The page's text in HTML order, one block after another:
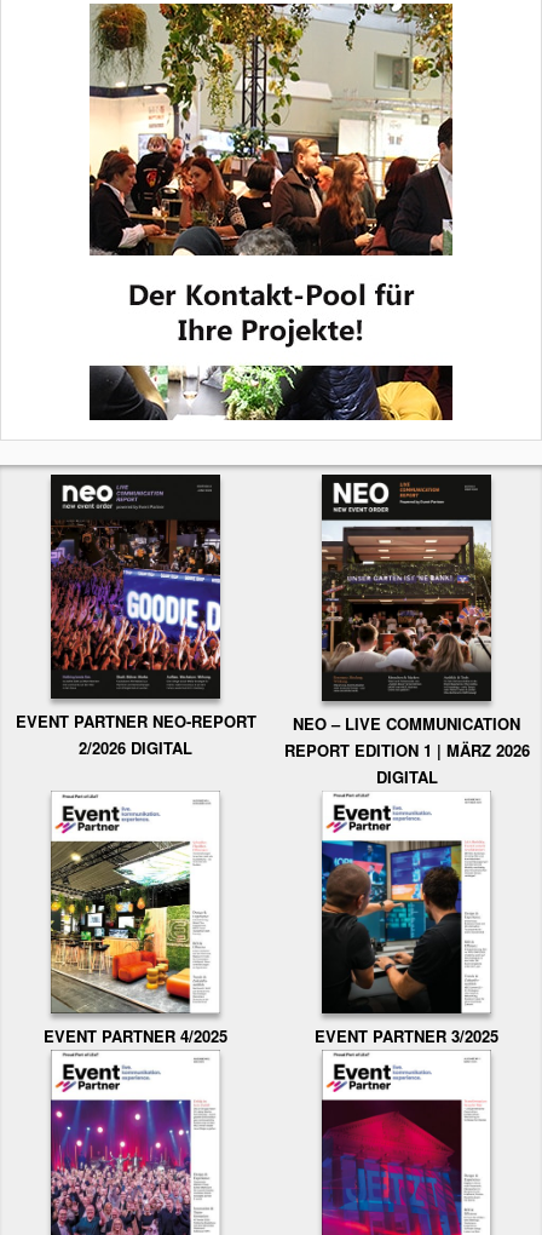
EVENT PARTNER NEO-REPORT
2/2026 DIGITAL
NEO – LIVE COMMUNICATION
REPORT EDITION 1 | MÄRZ 2026
DIGITAL
EVENT PARTNER 4/2025 EVENT PARTNER 3/2025